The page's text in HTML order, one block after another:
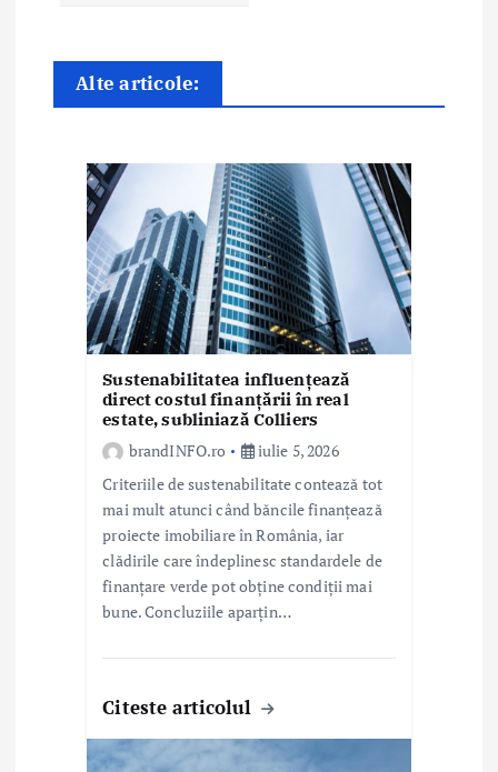
a
Alte articole:
Sustenabilitatea influențează
direct costul finanțării în real
estate, subliniază Colliers
brandINFO.ro
iulie 5, 2026
Criteriile de sustenabilitate contează tot
mai mult atunci când băncile finanțează
proiecte imobiliare în România, iar
clădirile care îndeplinesc standardele de
finanțare verde pot obține condiții mai
bune. Concluziile aparțin…
Citeste articolul